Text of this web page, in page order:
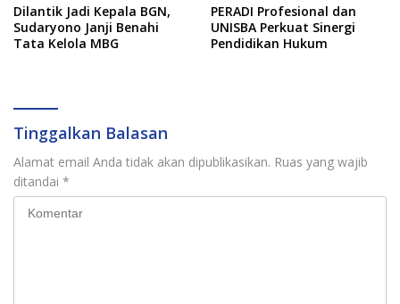
Dilantik Jadi Kepala BGN,
Sudaryono Janji Benahi
Tata Kelola MBG
PERADI Profesional dan
UNISBA Perkuat Sinergi
Pendidikan Hukum
Tinggalkan Balasan
Alamat email Anda tidak akan dipublikasikan. Ruas yang wajib
ditandai *